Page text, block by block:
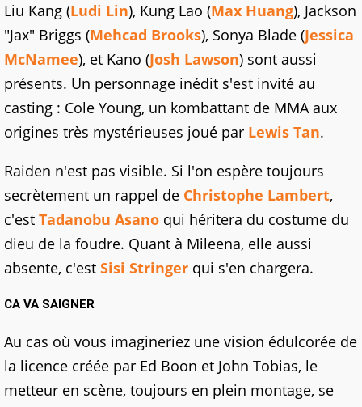
Liu Kang (Ludi Lin), Kung Lao (Max Huang), Jackson
"Jax" Briggs (Mehcad Brooks), Sonya Blade (Jessica
McNamee), et Kano (Josh Lawson) sont aussi
présents. Un personnage inédit s'est invité au
casting : Cole Young, un kombattant de MMA aux
origines très mystérieuses joué par Lewis Tan.
Raiden n'est pas visible. Si l'on espère toujours
secrètement un rappel de Christophe Lambert,
c'est Tadanobu Asano qui héritera du costume du
dieu de la foudre. Quant à Mileena, elle aussi
absente, c'est Sisi Stringer qui s'en chargera.
CA VA SAIGNER
Au cas où vous imagineriez une vision édulcorée de
la licence créée par Ed Boon et John Tobias, le
metteur en scène, toujours en plein montage, se